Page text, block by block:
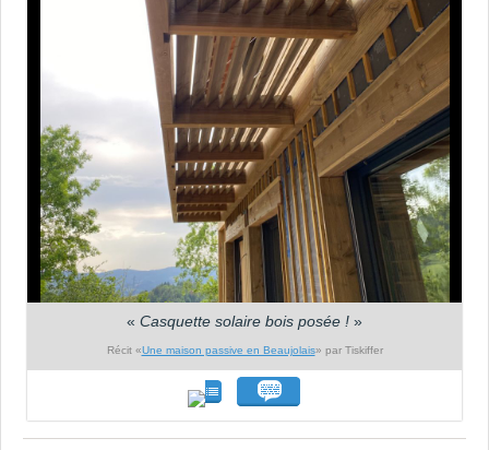
« Casquette solaire bois posée ! »
Récit «Une maison passive en Beaujolais» par Tiskiffer